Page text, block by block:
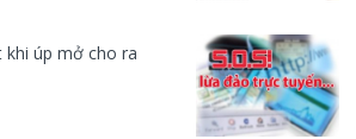
úp mở cho ra